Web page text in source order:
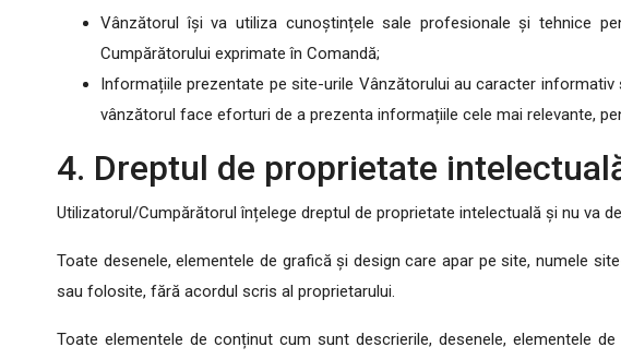
Vânzătorul își va utiliza cunoștințele sale profesionale și tehnice
Cumpărătorului exprimate în Comandă;
Informațiile prezentate pe site-urile Vânzătorului au caracter
vânzătorul face eforturi de a prezenta informațiile cele mai relevante,
4. Dreptul de proprietate
Utilizatorul/Cumpărătorul înțelege dreptul de proprietate intelectuală și nu va
Toate desenele, elementele de grafică și design care apar pe site, numele
sau folosite, fără acordul scris al proprietarului.
Toate elementele de conținut cum sunt descrierile, desenele, elementele